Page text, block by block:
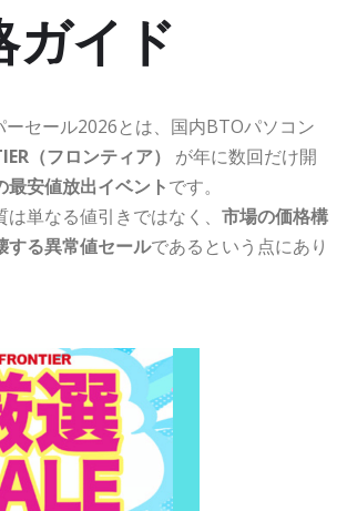
ガイド
ーセール2026とは、国内BTOパソコン
（フロンティア）
が年に数回だけ開
最安値放出イベントです。
単なる値引きではなく、 市場の価格構
する異常値セールであるという点にあり